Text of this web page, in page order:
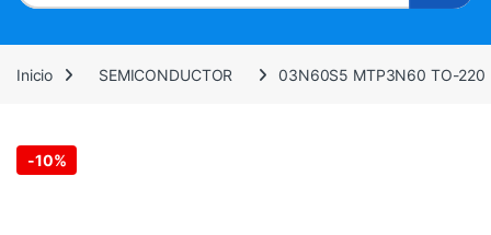
Inicio SEMICONDUCTOR 03N60S5 MTP3N60 TO-220
-10%